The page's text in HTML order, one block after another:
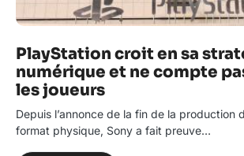
PlayStation croit en sa
numérique et ne compte
les joueurs
Depuis l’annonce de la fin de la production
format physique, Sony a fait preuve…